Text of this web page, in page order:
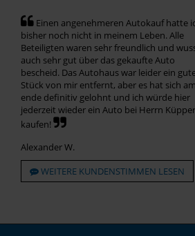
Einen angenehmeren Autokauf hatte
bisher noch nicht in meinem Leben. Alle
Beteiligten waren sehr freundlich und
auch sehr gut über das gekaufte Auto
bescheid. Das Autohaus war leider ein
Stück von mir entfernt, aber es hat sich am
ende definitiv gelohnt und ich würde hier
jederzeit wieder ein Auto bei Herrn Küpper
kaufen!
Alexander W.
WEITERE KUNDENSTIMMEN LESEN